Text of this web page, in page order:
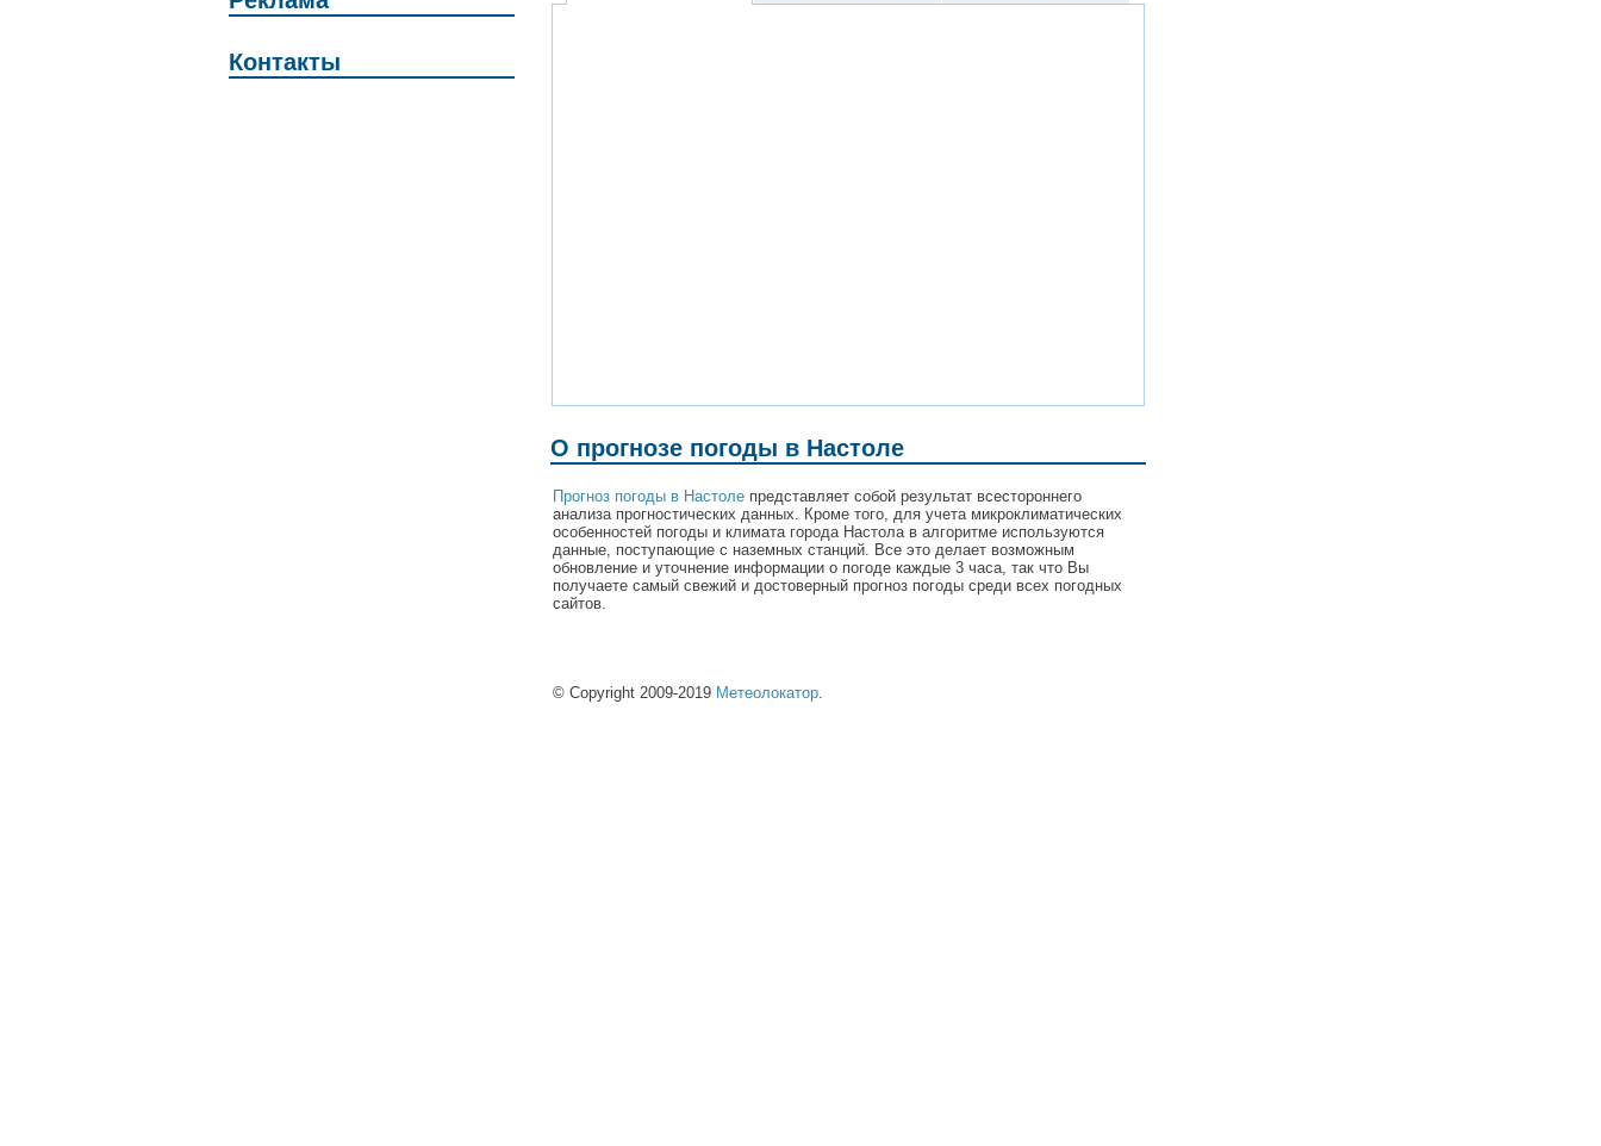
Контакты
О прогнозе погоды в Настоле
Прогноз погоды в Настоле представляет собой результат всестороннего
анализа прогностических данных. Кроме того, для учета микроклиматических
особенностей погоды и климата города Настола в алгоритме используются
данные, поступающие с наземных станций. Все это делает возможным
обновление и уточнение информации о погоде каждые 3 часа, так что Вы
получаете самый свежий и достоверный прогноз погоды среди всех погодных
сайтов.
© Copyright 2009-2019 Метеолокатор